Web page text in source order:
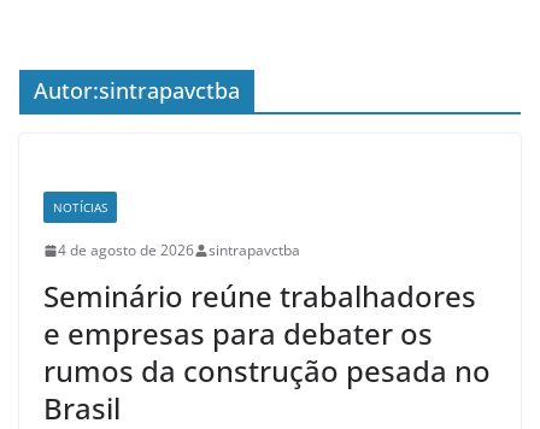
Autor:sintrapavctba
NOTÍCIAS
4 de agosto de 2026 sintrapavctba
Seminário reúne trabalhadores
e empresas para debater os
rumos da construção pesada no
Brasil